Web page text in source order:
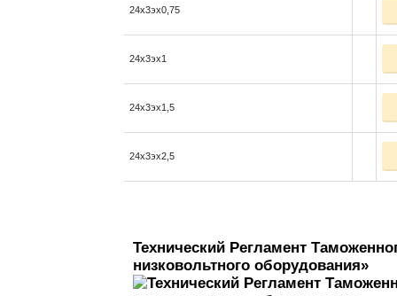
24x3эx0,75
24x3эx1
24x3эx1,5
24x3эx2,5
Технический Регламент
низковольтного оборудования»